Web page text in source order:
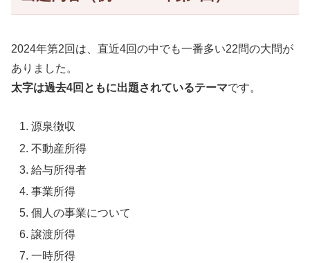
2024年第2回は、直近4回の中でも一番多い22問の大問が
ありました。
太字は過去4回ともに出題されているテーマです。
源泉徴収
不動産所得
給与所得者
事業所得
個人の事業について
譲渡所得
一時所得